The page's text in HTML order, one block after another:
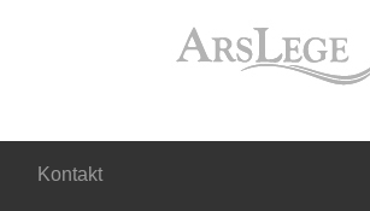
Kontakt